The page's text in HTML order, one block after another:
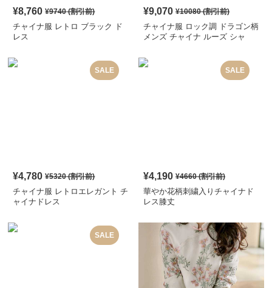
¥8,760 ¥9740(割引前)
チャイナ服 レトロ ブラック ド
レス
¥9,070 ¥10080(割引前)
チャイナ服 ロック調 ドラゴン柄
メンズ チャイナ ルーズ シャ
SALE
¥4,780 ¥5320(割引前)
チャイナ服 レトロエレガント チ
ャイナドレス
SALE
¥4,190 ¥4660(割引前)
華やか花柄刺繍入りチャイナド
レス膝丈
SALE